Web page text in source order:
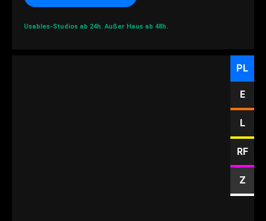
Usables-Studios ab 24h. Außer Haus ab 48h.
PL
E
L
RF
Z